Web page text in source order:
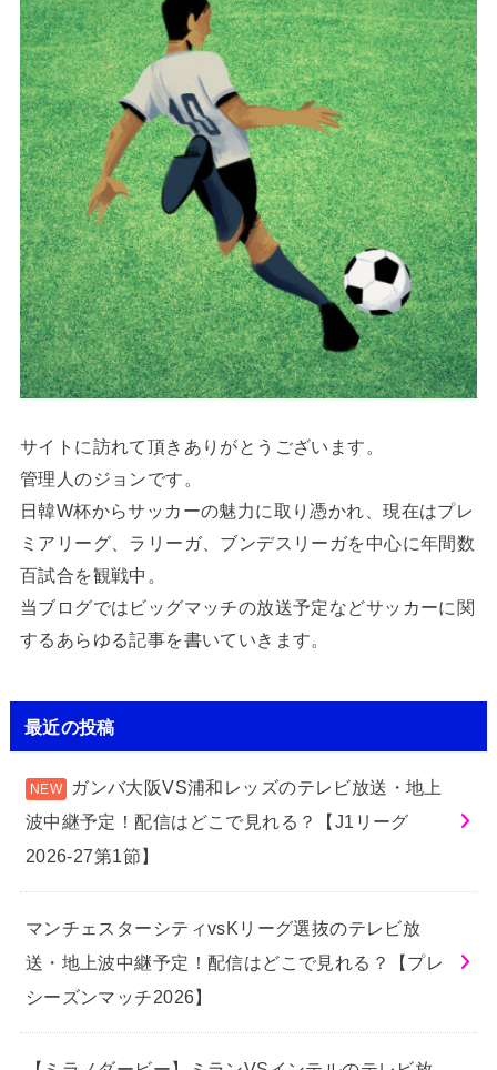
サイトに訪れて頂きありがとうございます。
管理人のジョンです。
日韓W杯からサッカーの魅力に取り憑かれ、現在はプレ
ミアリーグ、ラリーガ、ブンデスリーガを中心に年間数
百試合を観戦中。
当ブログではビッグマッチの放送予定などサッカーに関
するあらゆる記事を書いていきます。
最近の投稿
ガンバ大阪VS浦和レッズのテレビ放送・地上
波中継予定！配信はどこで見れる？【J1リーグ
2026-27第1節】
マンチェスターシティvsKリーグ選抜のテレビ放
送・地上波中継予定！配信はどこで見れる？【プレ
シーズンマッチ2026】